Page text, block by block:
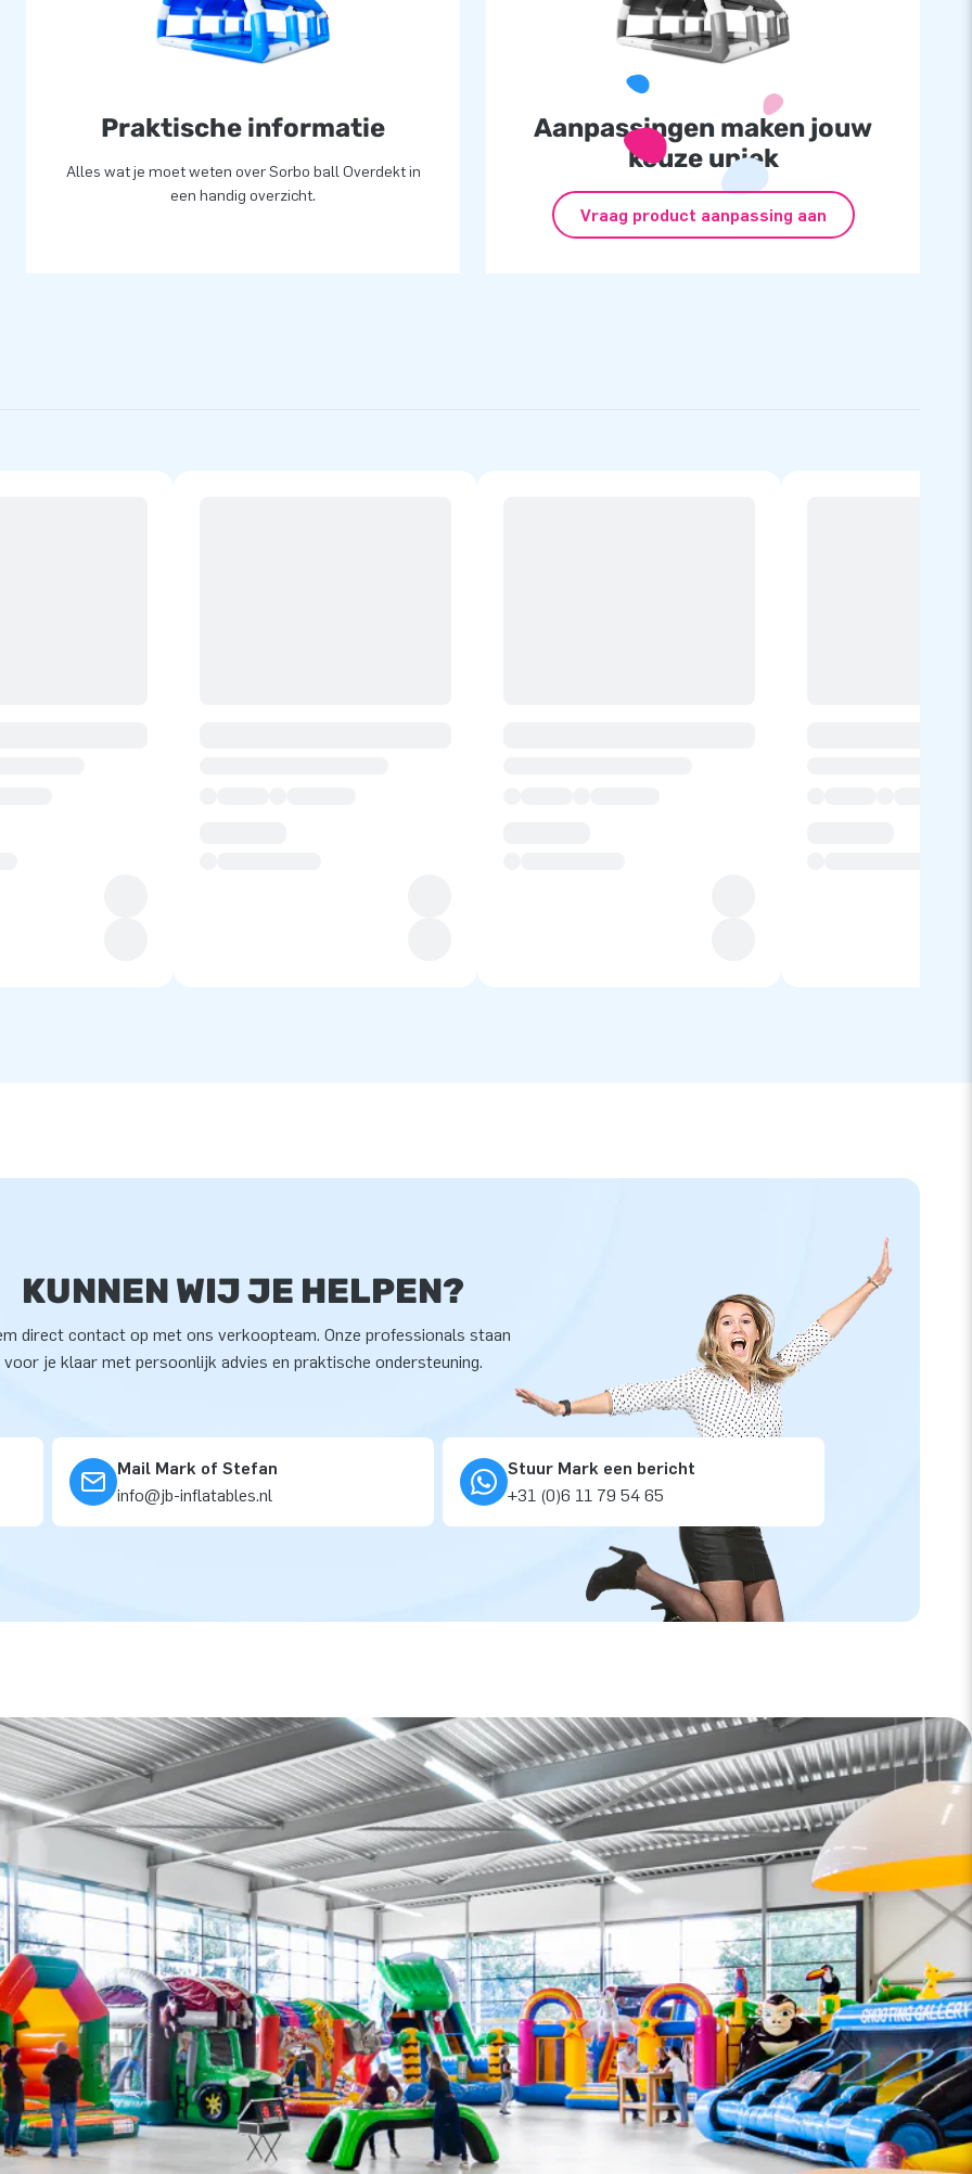
opblaasattracties op
service en levering.
Praktische informatie
Alles wat je moet weten over Sorbo ball Overdekt in
een handig overzicht.
Aanpassingen maken jouw
keuze uniek
Vraag product aanpassing aan
KUNNEN WIJ JE HELPEN?
direct contact op met ons verkoopteam. Onze professionals staan
voor je klaar met persoonlijk advies en praktische ondersteuning.
Mail Mark of Stefan
info@jb-inflatables.nl
Stuur Mark een bericht
+31 (0)6 11 79 54 65